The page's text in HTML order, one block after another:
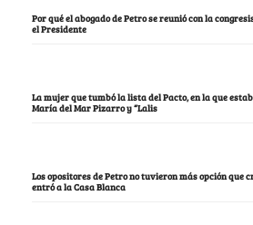
Por qué el abogado de Petro se reunió con la
el Presidente
La mujer que tumbó la lista del Pacto, en la que
María del Mar Pizarro y “Lalis
Los opositores de Petro no tuvieron más opción
entró a la Casa Blanca